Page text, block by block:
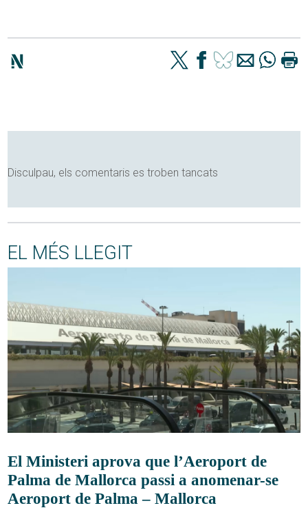
Disculpau, els comentaris es troben tancats
EL MÉS LLEGIT
El Ministeri aprova que l’Aeroport de
Palma de Mallorca passi a anomenar-se
Aeroport de Palma – Mallorca